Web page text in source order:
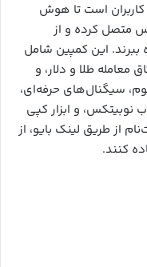
است تا هوش
متصل کرده و از
این کمپین شامل
معامله طلا و دلار، و
سیگنال‌های حرفه‌ای،
نوبیتکس، و ابزار کپی
از طریق لینک بایو، از
کنند.